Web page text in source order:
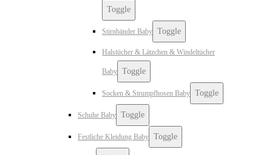
Toggle
Stirnbänder Baby Toggle
Halstücher & Lätzchen & Windeltücher
Baby Toggle
Socken & Strumpfhosen Baby Toggle
Schuhe Baby Toggle
Festliche Kleidung Baby Toggle